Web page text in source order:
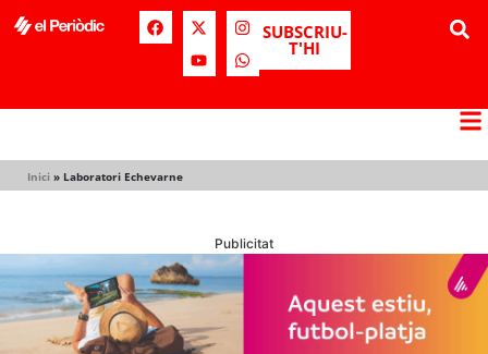
SUBSCRIU-
T'HI
Inici » Laboratori Echevarne
Publicitat